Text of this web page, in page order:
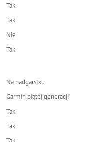
Tak
Tak
Nie
Tak
Na nadgarstku
Garmin piątej generacji
Tak
Tak